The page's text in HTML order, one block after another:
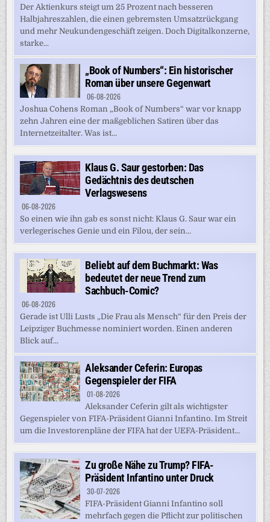
Der Aktienkurs steigt um 25 Prozent nach besseren
Halbjahreszahlen, die einen gebremsten Umsatzrückgang
und mehr Neukundengeschäft zeigen. Doch Digitalkonzerne,
starke...
„Book of Numbers“: Ein historischer
Roman über unsere Gegenwart
06-08-2026
Joshua Cohens Roman „Book of Numbers“ war vor knapp
zehn Jahren eine der maßgeblichen Satiren über das
Internetzeitalter. Was ist...
Klaus G. Saur gestorben: Das
Gedächtnis des deutschen
Verlagswesens
06-08-2026
So einen wie ihn gab es sonst nicht: Klaus G. Saur war ein
verlegerisches Genie und ein Filou, der sein...
Beliebt auf dem Buchmarkt: Was
bedeutet der neue Trend zum
Sachbuch-Comic?
06-08-2026
Gerade ist Ulli Lusts „Die Frau als Mensch“ für den Preis der
Leipziger Buchmesse nominiert worden. Einen anderen
Blick auf...
Aleksander Ceferin: Europas
Gegenspieler der FIFA
01-08-2026
Aleksander Ceferin gilt als wichtigster
Gegenspieler von FIFA-Präsident Gianni Infantino. Im Streit
um die Investorenpläne der FIFA hat der UEFA-Präsident...
Zu große Nähe zu Trump? FIFA-
Präsident Infantino unter Druck
30-07-2026
FIFA-Präsident Gianni Infantino soll
mehrfach gegen die Pflicht zur politischen